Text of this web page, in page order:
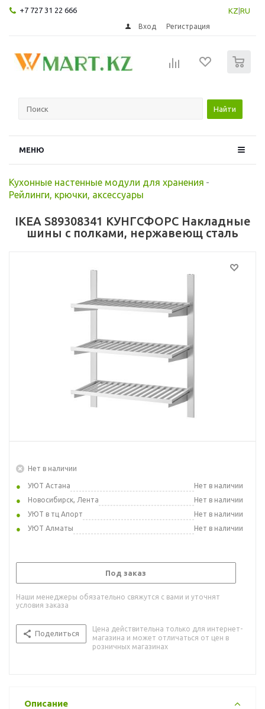
+7 727 31 22 666 KZ RU
Вход Регистрация
Найти
МЕНЮ
Кухонные настенные модули для хранения -
Рейлинги, крючки, аксессуары
IKEA S89308341 КУНГСФОРС Накладные
шины с полками, нержавеющ сталь
Нет в наличии
УЮТ Астана
Нет в наличии
Новосибирск, Лента
Нет в наличии
УЮТ в тц Апорт
Нет в наличии
УЮТ Алматы
Нет в наличии
Под заказ
Наши менеджеры обязательно свяжутся с вами и уточнят
условия заказа
Поделиться
Цена действительна только для интернет-
магазина и может отличаться от цен в
розничных магазинах
Описание